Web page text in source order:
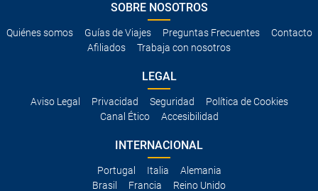
SOBRE NOSOTROS
Quiénes somos Guías de Viajes Preguntas Frecuentes
Contacto
Afiliados
Trabaja con nosotros
LEGAL
Aviso Legal Privacidad Seguridad
Política de Cookies
Canal Ético
Accesibilidad
INTERNACIONAL
Portugal Italia
Alemania
Brasil
Francia Reino Unido